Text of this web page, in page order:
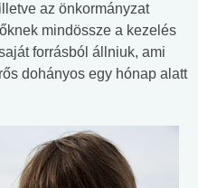
az önkormányzat
mindössze a kezelés
forrásból állniuk, ami
dohányos egy hónap alatt